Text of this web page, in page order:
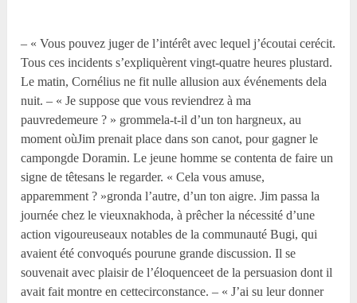
– « Vous pouvez juger de l’intérêt avec lequel j’écoutai cerécit.
Tous ces incidents s’expliquèrent vingt-quatre heures plustard.
Le matin, Cornélius ne fit nulle allusion aux événements dela
nuit. – « Je suppose que vous reviendrez à ma
pauvredemeure ? » grommela-t-il d’un ton hargneux, au
moment oùJim prenait place dans son canot, pour gagner le
campongde Doramin. Le jeune homme se contenta de faire un
signe de têtesans le regarder. « Cela vous amuse,
apparemment ? »gronda l’autre, d’un ton aigre. Jim passa la
journée chez le vieuxnakhoda, à prêcher la nécessité d’une
action vigoureuseaux notables de la communauté Bugi, qui
avaient été convoqués pourune grande discussion. Il se
souvenait avec plaisir de l’éloquenceet de la persuasion dont il
avait fait montre en cettecirconstance. – « J’ai su leur donner